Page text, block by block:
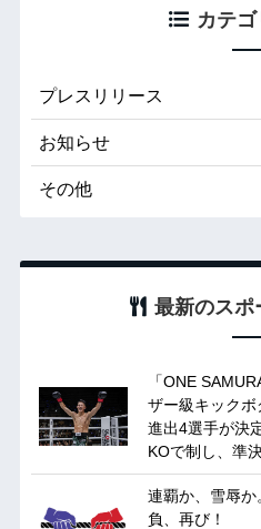
カテ
プレスリリース
お知らせ
その他
最新のスポ
「ONE
ザー級キック
進出4選手が決
KOで制し、準
連覇か、雪辱
負、再び